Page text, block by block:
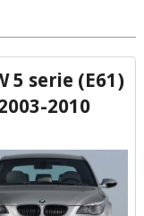
5 serie (E61)
2010